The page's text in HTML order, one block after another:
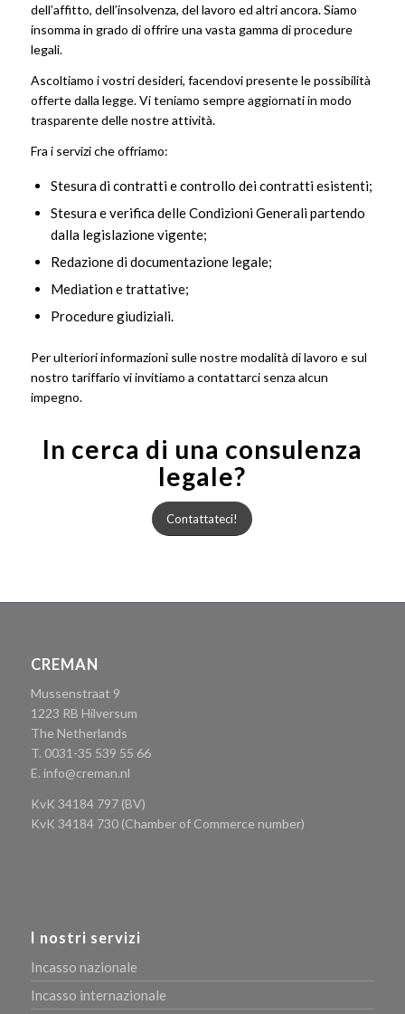
dell’affitto, dell’insolvenza, del lavoro ed altri ancora. Siamo
insomma in grado di offrire una vasta gamma di procedure
legali.
Ascoltiamo i vostri desideri, facendovi presente le possibilità
offerte dalla legge. Vi teniamo sempre aggiornati in modo
trasparente delle nostre attività.
Fra i servizi che offriamo:
Stesura di contratti e controllo dei contratti esistenti;
Stesura e verifica delle Condizioni Generali partendo
dalla legislazione vigente;
Redazione di documentazione legale;
Mediation e trattative;
Procedure giudiziali.
Per ulteriori informazioni sulle nostre modalità di lavoro e sul
nostro tariffario vi invitiamo a contattarci senza alcun
impegno.
In cerca di una consulenza
legale?
Contattateci!
CREMAN
Mussenstraat 9
1223 RB Hilversum
The Netherlands
T. 0031-35 539 55 66
E. info@creman.nl
KvK 34184 797 (BV)
KvK 34184 730 (Chamber of Commerce number)
I nostri servizi
Incasso nazionale
Incasso internazionale